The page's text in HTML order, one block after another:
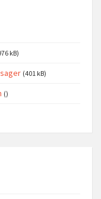
kB)
(401 kB)
()